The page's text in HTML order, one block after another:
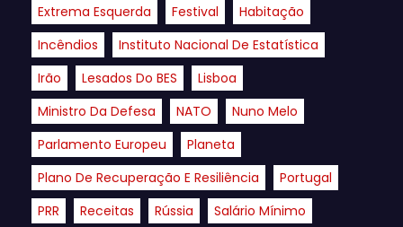
Extrema Esquerda
Festival
Habitação
Incêndios
Instituto Nacional De Estatística
Irão
Lesados Do BES
Lisboa
Ministro Da Defesa
NATO
Nuno Melo
Parlamento Europeu
Planeta
Plano De Recuperação E Resiliência
Portugal
PRR
Receitas Rússia
Salário Mínimo